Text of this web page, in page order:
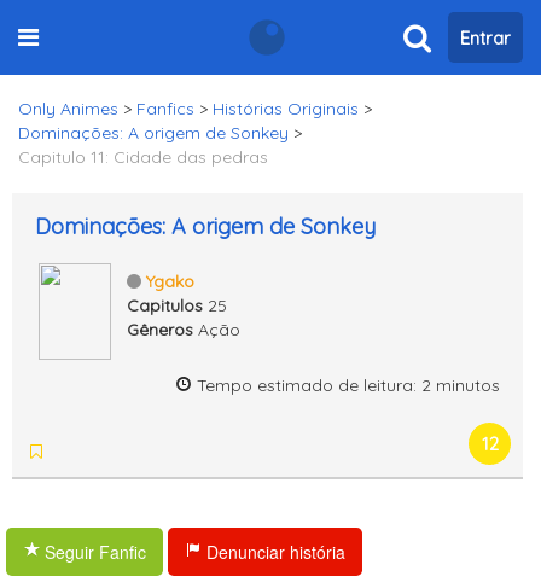
Entrar
Only Animes > Fanfics > Histórias Originais >
Dominações: A origem de Sonkey >
Capitulo 11: Cidade das pedras
Dominações: A origem de Sonkey
Ygako
Capitulos 25
Gêneros Ação
Tempo estimado de leitura: 2 minutos
12
Seguir Fanfic Denunciar história